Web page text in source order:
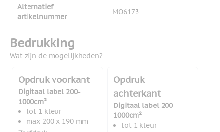
Alternatief
artikelnummer
MO6173
Bedrukking
Wat zijn de mogelijkheden?
Opdruk voorkant
Digitaal label 200-
1000cm²
tot 1 kleur
max 200 x 190 mm
Opdruk
achterkant
Digitaal label 200-
1000cm²
tot 1 kleur